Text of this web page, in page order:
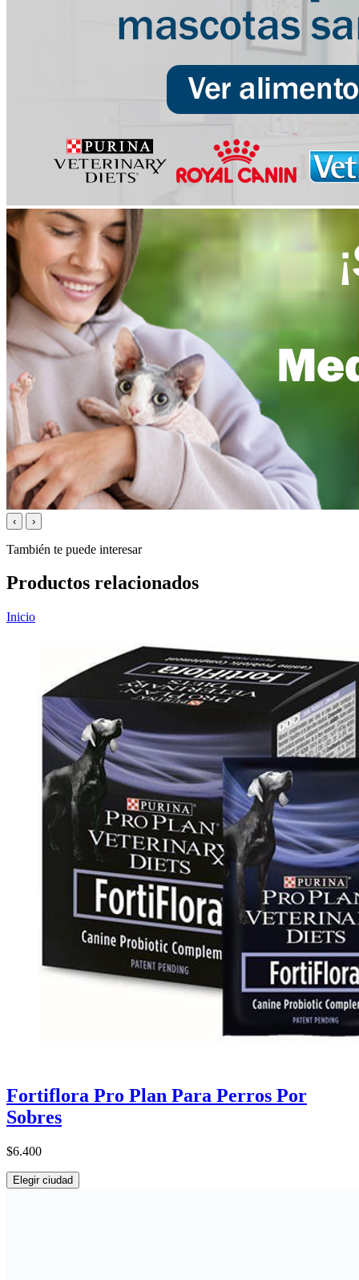
‹ ›
También te puede interesar
Productos relacionados
Inicio
Fortiflora Pro Plan Para Perros Por
Sobres
$6.400
Elegir ciudad